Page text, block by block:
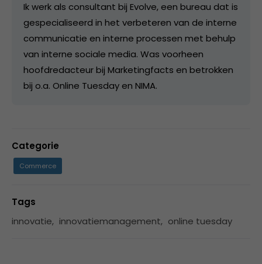
Ik werk als consultant bij Evolve, een bureau dat is
gespecialiseerd in het verbeteren van de interne
communicatie en interne processen met behulp
van interne sociale media. Was voorheen
hoofdredacteur bij Marketingfacts en betrokken
bij o.a. Online Tuesday en NIMA.
Categorie
Commerce
Tags
innovatie, innovatiemanagement, online tuesday